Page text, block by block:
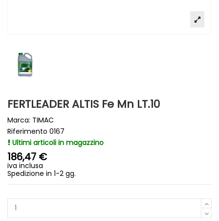
FERTLEADER ALTIS Fe Mn LT.10
Marca: TIMAC
Riferimento 0167
Ultimi articoli in magazzino
186,47 €
iva inclusa
Spedizione in 1-2 gg.